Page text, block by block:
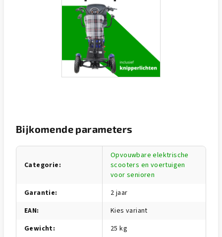
Bijkomende parameters
Categorie:
Opvouwbare elektrische
scooters en voertuigen
voor senioren
Garantie:
2 jaar
EAN:
Kies variant
Gewicht:
25 kg